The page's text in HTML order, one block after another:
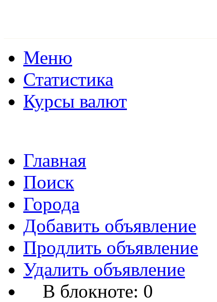
Меню
Статистика
Курсы валют
Главная
Поиск
Города
Добавить объявление
Продлить объявление
Удалить объявление
В блокноте: 0